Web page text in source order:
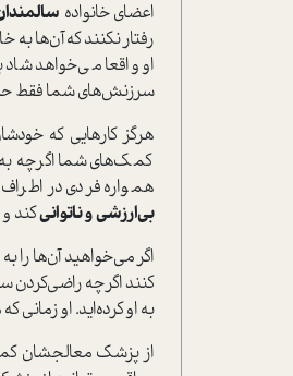
اعضای خانواده
رفتار نکنند که آن‌ها
او واقعا می‌خواهد
سرزنش‌های شما فقط
هرگز کارهایی که
کمک‌های شما اگرچه به
همواره فردی در
بی‌ارزشی و ناتوانیکند
اگر می‌خواهید آن‌ها را
کنند اگرچه راضی‌کردن
به او کرده‌اید. او زمانی
از پزشک معالجشان